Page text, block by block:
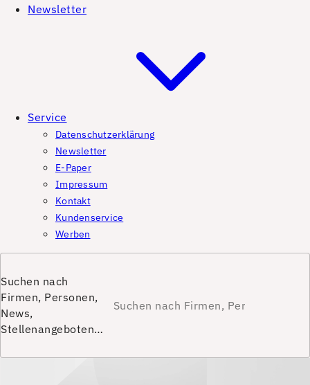
Newsletter
Service
Datenschutzerklärung
Newsletter
E-Paper
Impressum
Kontakt
Kundenservice
Werben
Suchen nach
Firmen, Personen,
News,
Stellenangeboten…